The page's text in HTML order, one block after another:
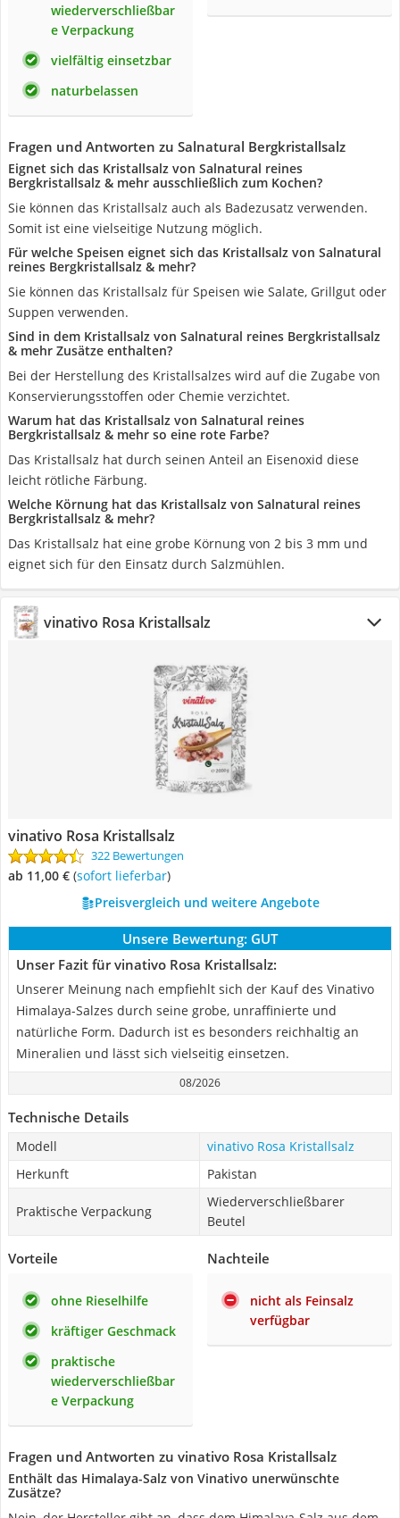
wiederverschließbar
e Verpackung
vielfältig einsetzbar
naturbelassen
Fragen und Antworten zu Salnatural Bergkristallsalz
Eignet sich das Kristallsalz von Salnatural reines
Bergkristallsalz & mehr ausschließlich zum Kochen?
Sie können das Kristallsalz auch als Badezusatz verwenden.
Somit ist eine vielseitige Nutzung möglich.
Für welche Speisen eignet sich das Kristallsalz von Salnatural
reines Bergkristallsalz & mehr?
Sie können das Kristallsalz für Speisen wie Salate, Grillgut oder
Suppen verwenden.
Sind in dem Kristallsalz von Salnatural reines Bergkristallsalz
& mehr Zusätze enthalten?
Bei der Herstellung des Kristallsalzes wird auf die Zugabe von
Konservierungsstoffen oder Chemie verzichtet.
Warum hat das Kristallsalz von Salnatural reines
Bergkristallsalz & mehr so eine rote Farbe?
Das Kristallsalz hat durch seinen Anteil an Eisenoxid diese
leicht rötliche Färbung.
Welche Körnung hat das Kristallsalz von Salnatural reines
Bergkristallsalz & mehr?
Das Kristallsalz hat eine grobe Körnung von 2 bis 3 mm und
eignet sich für den Einsatz durch Salzmühlen.
vinativo Rosa Kristallsalz
vinativo Rosa Kristallsalz
322 Bewertungen
ab 11,00 € ( Sofort lieferbar)
Preisvergleich und weitere Angebote
Unsere Bewertung: GUT
Unser Fazit für vinativo Rosa Kristallsalz:
Unserer Meinung nach empfiehlt sich der Kauf des Vinativo
Himalaya-Salzes durch seine grobe, unraffinierte und
natürliche Form. Dadurch ist es besonders reichhaltig an
Mineralien und lässt sich vielseitig einsetzen.
08/2026
Technische Details
Modell
vinativo Rosa Kristallsalz
Herkunft
Pakistan
Praktische Verpackung
Wiederverschließbarer
Beutel
Vorteile
ohne Rieselhilfe
kräftiger Geschmack
praktische
wiederverschließbar
e Verpackung
Nachteile
nicht als Feinsalz
verfügbar
Fragen und Antworten zu vinativo Rosa Kristallsalz
Enthält das Himalaya-Salz von Vinativo unerwünschte
Zusätze?